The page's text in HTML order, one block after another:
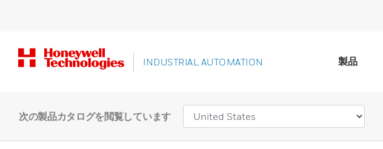
INDUSTRIAL AUTOMATION 製品
次の製品カタログを閲覧しています